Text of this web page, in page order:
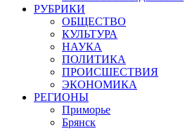
РУБРИКИ
ОБЩЕСТВО
КУЛЬТУРА
НАУКА
ПОЛИТИКА
ПРОИСШЕСТВИЯ
ЭКОНОМИКА
РЕГИОНЫ
Приморье
Брянск